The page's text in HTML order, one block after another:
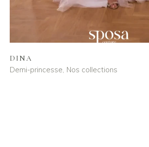
DINA
Demi-princesse Nos collections